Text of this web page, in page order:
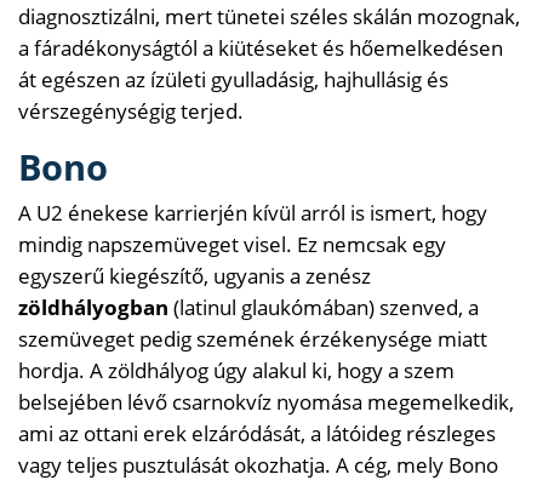
diagnosztizálni, mert tünetei széles skálán mozognak,
a fáradékonyságtól a kiütéseket és hőemelkedésen
át egészen az ízületi gyulladásig, hajhullásig és
vérszegénységig terjed.
Bono
A U2 énekese karrierjén kívül arról is ismert, hogy
mindig napszemüveget visel. Ez nemcsak egy
egyszerű kiegészítő, ugyanis a zenész
zöldhályogban (latinul glaukómában) szenved, a
szemüveget pedig szemének érzékenysége miatt
hordja. A zöldhályog úgy alakul ki, hogy a szem
belsejében lévő csarnokvíz nyomása megemelkedik,
ami az ottani erek elzáródását, a látóideg részleges
vagy teljes pusztulását okozhatja. A cég, mely Bono